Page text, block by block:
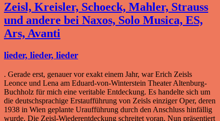
Zeisl, Kreisler, Schoeck, Mahler, Strauss
und andere bei Naxos, Solo Musica, ES,
Ars, Avanti
lieder, lieder, lieder
. Gerade erst, genauer vor exakt einem Jahr, war Erich Zeisls
Leonce und Lena am Eduard-von-Winterstein Theater Altenburg-
Buchholz für mich eine veritable Entdeckung. Es handelte sich um
die deutschsprachige Erstaufführung von Zeisls einziger Oper, deren
1938 in Wien geplante Uraufführung durch den Anschluss hinfällig
wurde. Die Zeisl-Wiederentdeckung schreitet voran. Nun präsentiert